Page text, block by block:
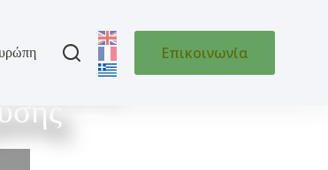
Επικοινωνία